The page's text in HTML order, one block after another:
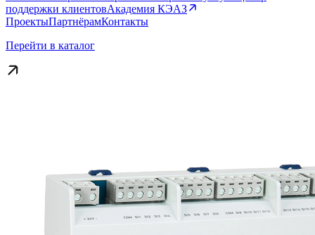
поддержки клиентовАкадемия КЭАЗ
ПроектыПартнёрамКонтакты
Перейти в каталог